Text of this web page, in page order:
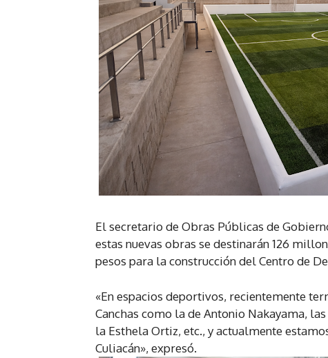
El secretario de Obras Públicas de
estas nuevas obras se destinarán 126
pesos para la construcción del Centro de
«En espacios deportivos, recientemente
Canchas como la de Antonio Nakayama,
la Esthela Ortiz, etc., y actualmente
Culiacán», expresó.